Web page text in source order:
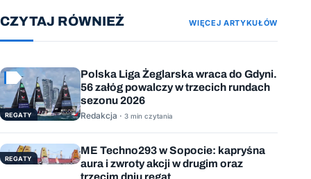
CZYTAJ RÓWNIEŻ WIĘCEJ ARTYKUŁÓW
REGATY
Polska Liga Żeglarska wraca do Gdyni.
56 załóg powalczy w trzecich rundach
sezonu 2026
Redakcja · 3 min czytania
REGATY
ME Techno293 w Sopocie: kapryśna
aura i zwroty akcji w drugim oraz
trzecim dniu regat